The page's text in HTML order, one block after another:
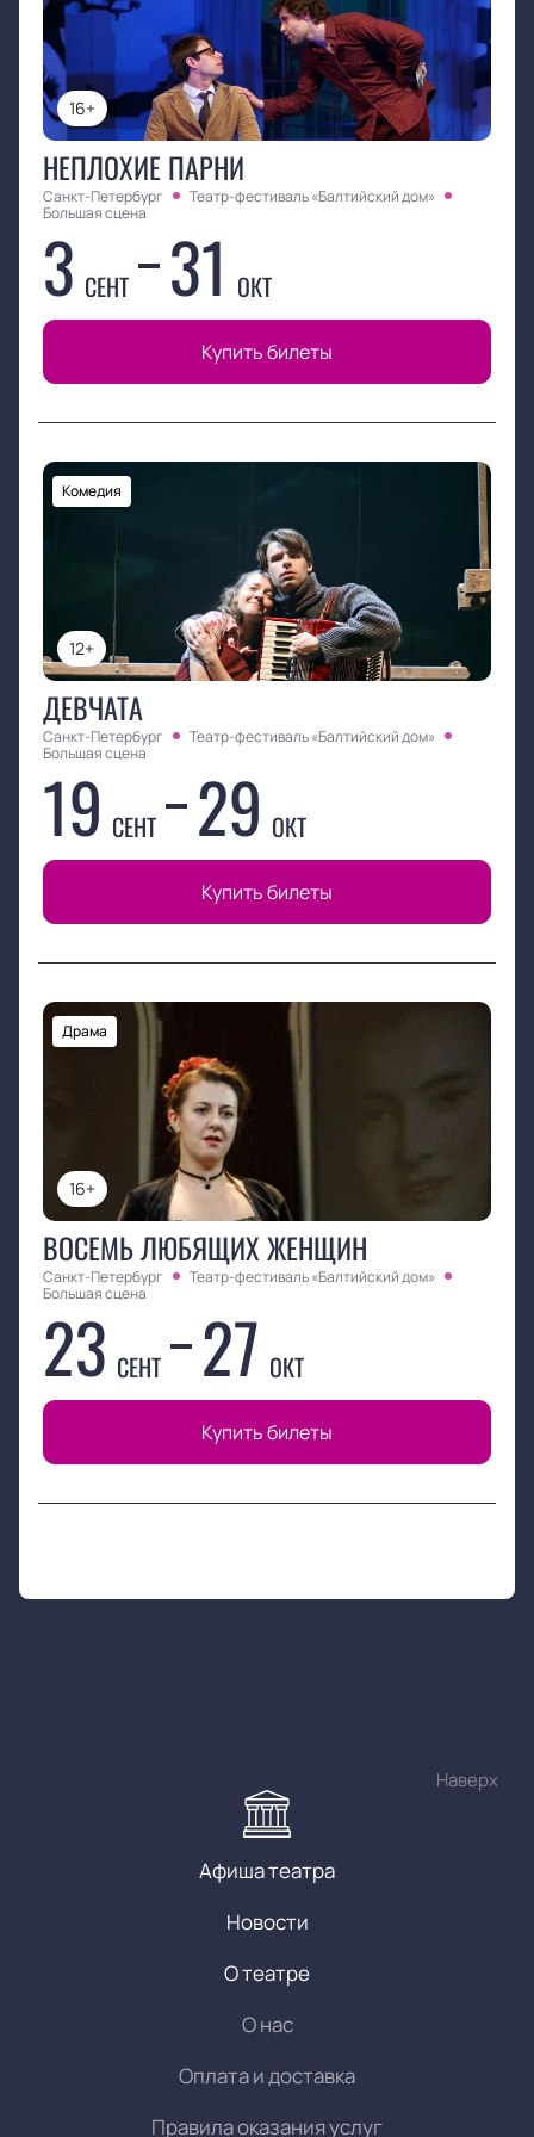
16+
НЕПЛОХИЕ ПАРНИ
Санкт-Петербург
Театр-фестиваль «Балтийский дом»
Большая сцена
3 СЕНТ 31 ОКТ
Купить билеты
12+
Комедия
ДЕВЧАТА
Санкт-Петербург
Театр-фестиваль «Балтийский дом»
Большая сцена
19 СЕНТ 29 ОКТ
Купить билеты
16+
Драма
ВОСЕМЬ ЛЮБЯЩИХ ЖЕНЩИН
Санкт-Петербург
Театр-фестиваль «Балтийский дом»
Большая сцена
23 СЕНТ 27 ОКТ
Купить билеты
Наверх
Афиша театра
Новости
О театре
О нас
Оплата и доставка
Правила оказания услуг